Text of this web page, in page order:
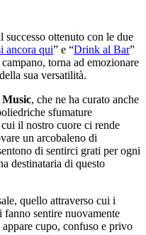
successo ottenuto con le due
ancora qui” e “Drink al Bar”
torna ad emozionare
sua versatilità.
Music, che ne ha curato anche
sfumature
il nostro cuore ci rende
un arcobaleno di
di sentirci grati per ogni
destinataria di questo
quello attraverso cui i
sentire nuovamente
cupo, confuso e privo